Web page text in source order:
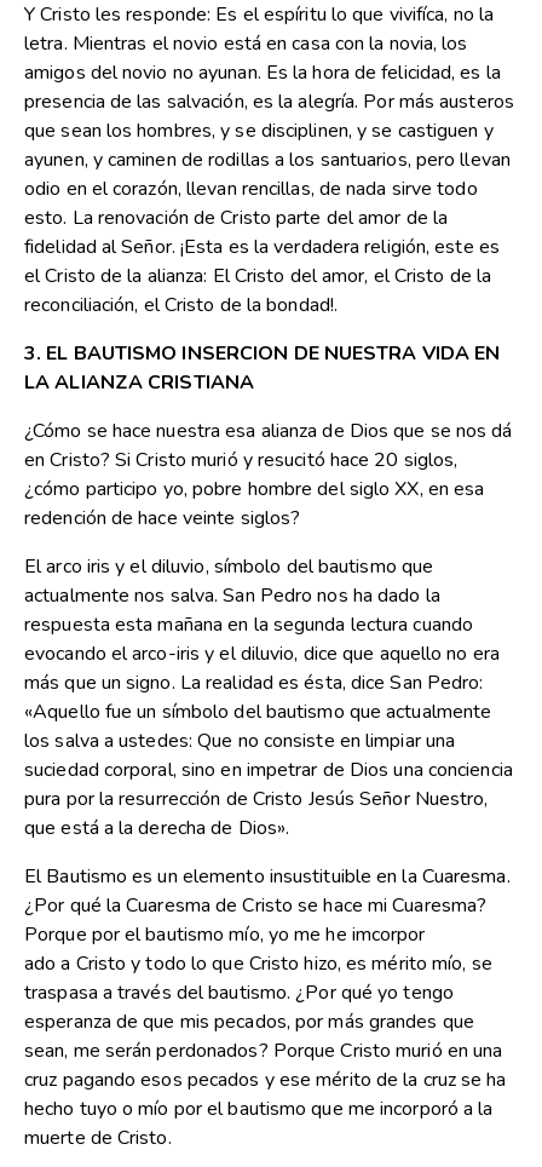
Y Cristo les responde: Es el espíritu lo que vivifíca, no la
letra. Mientras el novio está en casa con la novia, los
amigos del novio no ayunan. Es la hora de felicidad, es la
presencia de las salvación, es la alegría. Por más austeros
que sean los hombres, y se disciplinen, y se castiguen y
ayunen, y caminen de rodillas a los santuarios, pero llevan
odio en el corazón, llevan rencillas, de nada sirve todo
esto. La renovación de Cristo parte del amor de la
fidelidad al Señor. ¡Esta es la verdadera religión, este es
el Cristo de la alianza: El Cristo del amor, el Cristo de la
reconciliación, el Cristo de la bondad!.
3. EL BAUTISMO INSERCION DE NUESTRA VIDA EN
LA ALIANZA CRISTIANA
¿Cómo se hace nuestra esa alianza de Dios que se nos dá
en Cristo? Si Cristo murió y resucitó hace 20 siglos,
¿cómo participo yo, pobre hombre del siglo XX, en esa
redención de hace veinte siglos?
El arco iris y el diluvio, símbolo del bautismo que
actualmente nos salva. San Pedro nos ha dado la
respuesta esta mañana en la segunda lectura cuando
evocando el arco-iris y el diluvio, dice que aquello no era
más que un signo. La realidad es ésta, dice San Pedro:
«Aquello fue un símbolo del bautismo que actualmente
los salva a ustedes: Que no consiste en limpiar una
suciedad corporal, sino en impetrar de Dios una conciencia
pura por la resurrección de Cristo Jesús Señor Nuestro,
que está a la derecha de Dios».
El Bautismo es un elemento insustituible en la Cuaresma.
¿Por qué la Cuaresma de Cristo se hace mi Cuaresma?
Porque por el bautismo mío, yo me he imcorpor
ado a Cristo y todo lo que Cristo hizo, es mérito mío, se
traspasa a través del bautismo. ¿Por qué yo tengo
esperanza de que mis pecados, por más grandes que
sean, me serán perdonados? Porque Cristo murió en una
cruz pagando esos pecados y ese mérito de la cruz se ha
hecho tuyo o mío por el bautismo que me incorporó a la
muerte de Cristo.